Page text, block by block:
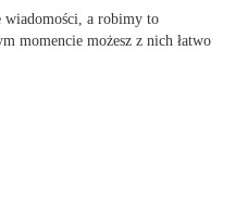
wiadomości, a robimy to
momencie możesz z nich łatwo